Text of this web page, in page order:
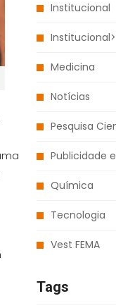
Institucional
Medicina
Notícias
Pesquisa
Publicidade
Química
Tecnologia
Vest FEMA
Tags